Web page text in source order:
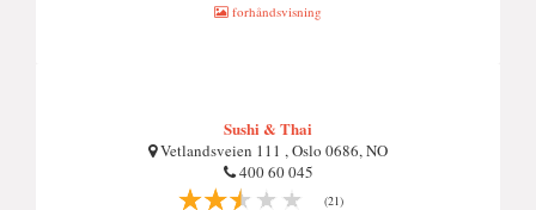
forhåndsvisning
Sushi & Thai
Vetlandsveien 111 , Oslo 0686, NO
400 60 045
(21)